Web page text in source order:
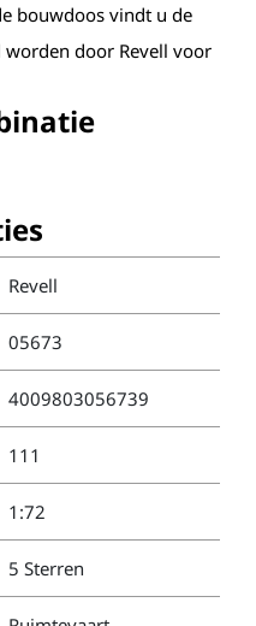
bouwdoos vindt u de
door Revell voor
Revell
05673
4009803056739
111
1:72
5 Sterren